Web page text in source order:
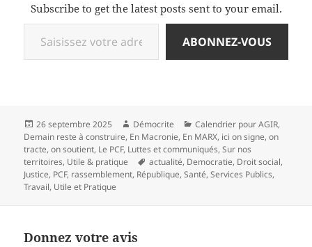
Subscribe to get the latest posts sent to your email.
Saisissez votre adresse e-mail…
ABONNEZ-VOUS
Publié
le
26 septembre 2025 Auteur
Démocrite Catégories
Calendrier pour AGIR,
Demain reste à construire, En Macronie, En MARX, ici on signe, on
tracte, on soutient, Le PCF, Luttes et communiqués,Sur nos
territoires, Utile & pratique
Mots-
clés
actualité, Democratie, Droit social,
Justice, PCF, rassemblement, République,Santé,Services Publics,
Travail, Utile et Pratique
Donnez votre avis